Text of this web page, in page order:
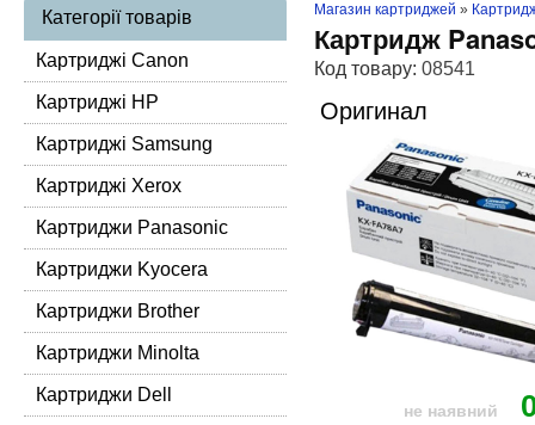
Категорії товарів
Картриджі Canon
Картриджі HP
Картриджі Samsung
Картриджі Xerox
Картриджи Panasonic
Картриджи Kyocera
Картриджи Brother
Картриджи Minolta
Картриджи Dell
Магазин картриджей »
Картридж
Код товару: 08541
Оригинал
не наявний